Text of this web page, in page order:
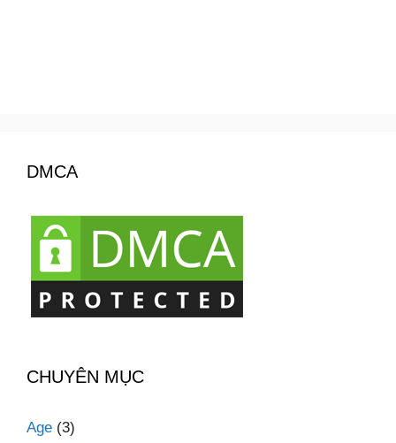
DMCA
CHUYÊN MỤC
Age (3)